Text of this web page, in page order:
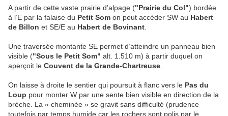
A partir de cette vaste prairie d’alpage ("Prairie du Col") bordée
à l’E par la falaise du Petit Som on peut accéder SW au Habert
de Billon et SE/E au Habert de Bovinant
Une traversée montante SE permet d’atteindre un panneau bien
visible ("Sous le Petit Som" alt. 1.510 m) à partir duquel on
aperçoit le Couvent de la Grande-Chartreuse
On laisse à droite le sentier qui poursuit à flanc vers le Pas du
Loup pour monter W par une sente bien visible en direction de la
brèche. La « cheminée » se gravit sans difficulté (prudence
toutefois par temps humide car les rochers sont polis par le